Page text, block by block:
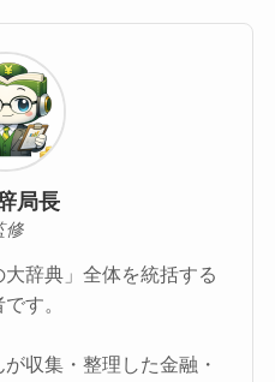
局長
修
辞典」全体を統括する
す。
収集・整理した金融・